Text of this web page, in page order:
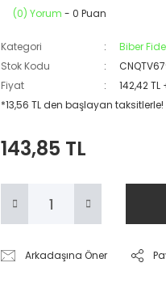
(0) Yorum - 0 Puan
Kategori
Biber
Stok Kodu
Fiyat
142,42 TL
*13,56 TL den başlayan taksitlerle!
143,85 TL
Arkadaşına Öner